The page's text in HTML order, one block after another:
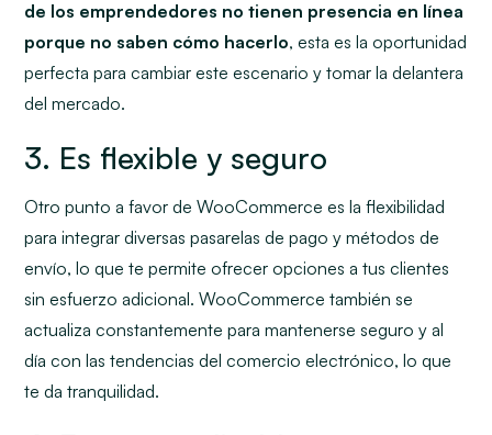
de los emprendedores no tienen presencia en línea
porque no saben cómo hacerlo, esta es la oportunidad
perfecta para cambiar este escenario y tomar la delantera
del mercado.
3. Es flexible y seguro
Otro punto a favor de WooCommerce es la flexibilidad
para integrar diversas pasarelas de pago y métodos de
envío, lo que te permite ofrecer opciones a tus clientes
sin esfuerzo adicional. WooCommerce también se
actualiza constantemente para mantenerse seguro y al
día con las tendencias del comercio electrónico, lo que
te da tranquilidad.